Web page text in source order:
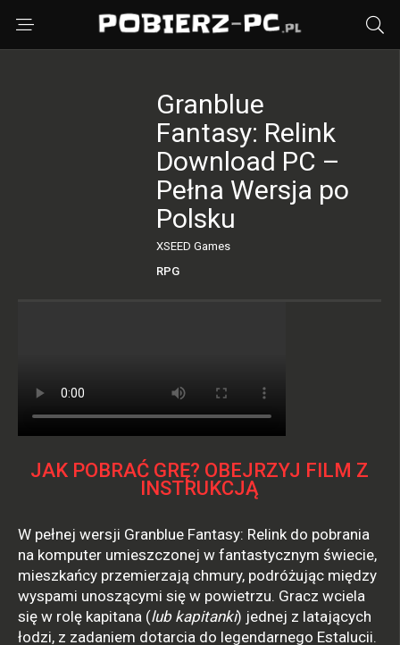
Granblue
Fantasy: Relink
Download PC –
Pełna Wersja po
Polsku
XSEED Games
RPG
JAK POBRAĆ GRĘ? OBEJRZYJ FILM Z
INSTRUKCJĄ
W pełnej wersji Granblue Fantasy: Relink do pobrania
na komputer umieszczonej w fantastycznym świecie,
mieszkańcy przemierzają chmury, podróżując między
wyspami unoszącymi się w powietrzu. Gracz wciela
się w rolę kapitana (lub kapitanki) jednej z latających
łodzi, z zadaniem dotarcia do legendarnego Estalucii.